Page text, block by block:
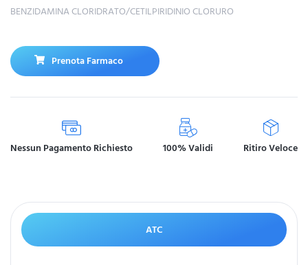
BENZIDAMINA CLORIDRATO/CETILPIRIDINIO CLORURO
Prenota Farmaco
Nessun Pagamento Richiesto 100% Validi Ritiro Veloce
ATC